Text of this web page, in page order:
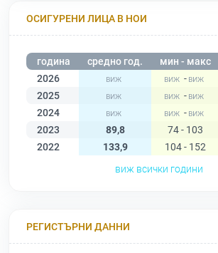
ОСИГУРЕНИ ЛИЦА В НОИ
година средно год. мин - макс
2026
-
2025
-
2024
-
2023
89,8 74 - 103
2022
133,9 104 - 152
виж всички години
РЕГИСТЪРНИ ДАННИ